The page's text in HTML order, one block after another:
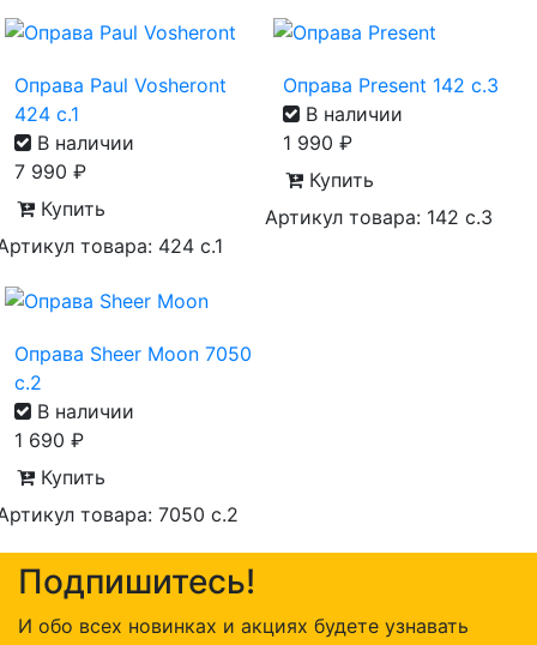
Оправа Paul Vosheront
424 с.1
В наличии
7 990 ₽
Купить
товара: 424 с.1
Оправа Present 142 с.3
В наличии
1 990 ₽
Купить
Артикул товара: 142 с.3
Оправа Sheer Moon 7050
с.2
В наличии
1 690 ₽
Купить
товара: 7050 с.2
Подпишитесь!
И обо всех новинках и акциях будете узнавать